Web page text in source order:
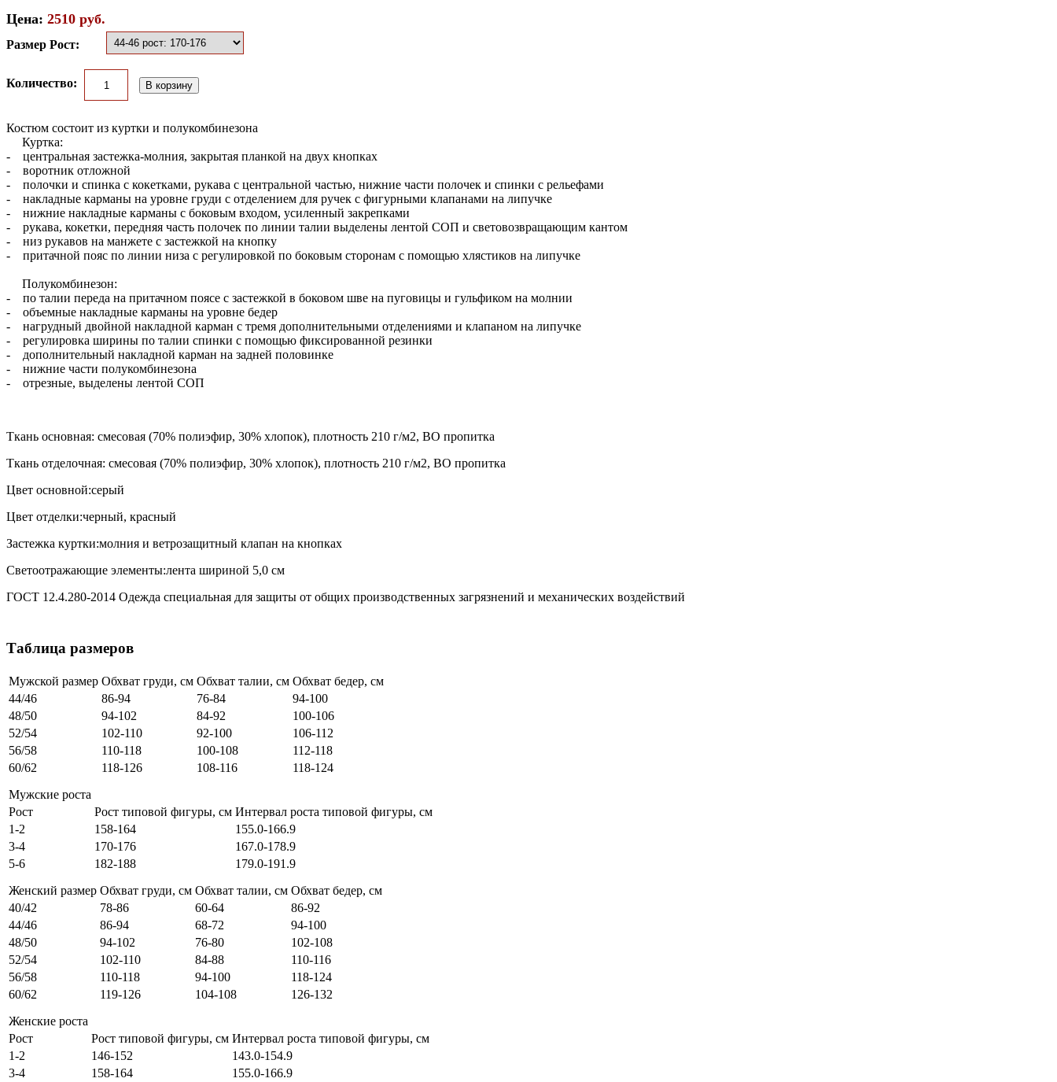
Цена: 2510 руб.
Размер Рост:
Количество:
Костюм состоит из куртки и полукомбинезона
Куртка:
- центральная застежка-молния, закрытая планкой на двух кнопках
- воротник отложной
- полочки и спинка с кокетками, рукава с центральной частью, нижние части полочек и спинки с рельефами
- накладные карманы на уровне груди с отделением для ручек с фигурными клапанами на липучке
- нижние накладные карманы с боковым входом, усиленный закрепками
- рукава, кокетки, передняя часть полочек по линии талии выделены лентой СОП и световозвращающим кантом
- низ рукавов на манжете с застежкой на кнопку
- притачной пояс по линии низа с регулировкой по боковым сторонам с помощью хлястиков на липучке
Полукомбинезон:
- по талии переда на притачном поясе с застежкой в боковом шве на пуговицы и гульфиком на молнии
- объемные накладные карманы на уровне бедер
- нагрудный двойной накладной карман с тремя дополнительными отделениями и клапаном на липучке
- регулировка ширины по талии спинки с помощью фиксированной резинки
- дополнительный накладной карман на задней половинке
- нижние части полукомбинезона
- отрезные, выделены лентой СОП
Ткань основная: смесовая (70% полиэфир, 30% хлопок), плотность 210 г/м2, ВО пропитка
Ткань отделочная: смесовая (70% полиэфир, 30% хлопок), плотность 210 г/м2, ВО пропитка
Цвет основной:серый
Цвет отделки:черный, красный
Застежка куртки:молния и ветрозащитный клапан на кнопках
Светоотражающие элементы:лента шириной 5,0 см
ГОСТ 12.4.280-2014 Одежда специальная для защиты от общих производственных загрязнений и механических воздействий
Таблица размеров
Мужской размер Обхват груди, см Обхват талии, см Обхват бедер, см
44/46
86-94 76-84
94-100
48/50
94-102 84-92
100-106
52/54
102-110 92-100
106-112
56/58
110-118 100-108
112-118
60/62
118-126 108-116
118-124
Мужские роста
Рост
Рост типовой фигуры, см Интервал роста типовой фигуры, см
1-2
158-164
155.0-166.9
3-4
170-176
167.0-178.9
5-6
182-188
179.0-191.9
Женский размер Обхват груди, см Обхват талии, см Обхват бедер, см
40/42
78-86 60-64
86-92
44/46
86-94 68-72
94-100
48/50
94-102 76-80
102-108
52/54
102-110 84-88
110-116
56/58
110-118 94-100
118-124
60/62
119-126 104-108
126-132
Женские роста
Рост
Рост типовой фигуры, см Интервал роста типовой фигуры, см
1-2
146-152
143.0-154.9
3-4
158-164
155.0-166.9